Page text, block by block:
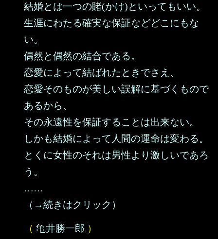
結婚とは一つの賭(かけ)といってもいい。
生涯にわたる確実な保証などどこにもな
い。
偶然と偶然の結合である。
恋愛によって結ばれたときでさえ、
恋愛そのものが美しい誤解に基づくもので
あるから、
その永遠性を保証することは出来ない。
しかも結婚によって人間の運命は変わる。
とくに女性のそれは男性より激しいであろ
う。
……
（→続きはクリック）
（ 亀井勝一郎 ）